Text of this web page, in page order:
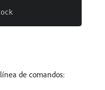
de comandos: